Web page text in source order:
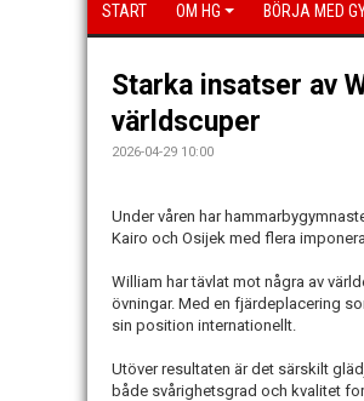
START OM HG BÖRJA MED
Starka insatser av
världscuper
2026-04-29 10:00
Under våren har
Kairo och Osijek med flera
William har tävlat mot några av
övningar. Med en fjärdeplacering
sin position internationellt.
Utöver resultaten är det särskilt
både svårighetsgrad och kvalitet